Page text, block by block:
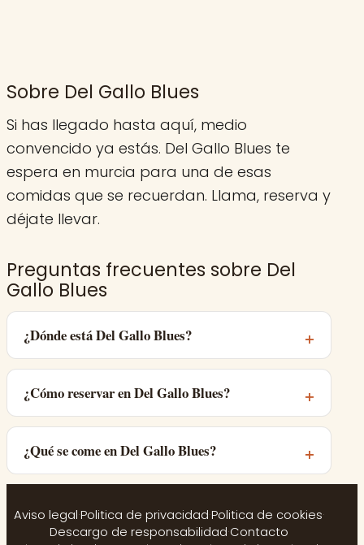
Sobre Del Gallo Blues
Si has llegado hasta aquí, medio
convencido ya estás. Del Gallo Blues te
espera en murcia para una de esas
comidas que se recuerdan. Llama, reserva y
déjate llevar.
Preguntas frecuentes sobre Del
Gallo Blues
¿Dónde está Del Gallo Blues?
¿Cómo reservar en Del Gallo Blues?
¿Qué se come en Del Gallo Blues?
Aviso legal·Politica de privacidad·Politica de cookies·
Descargo de responsabilidad·Contacto